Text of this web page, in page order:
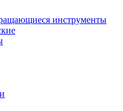
инструменты